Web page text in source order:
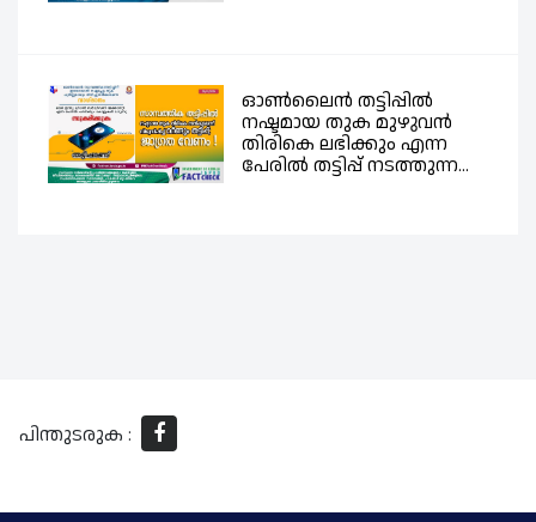
ഓൺലൈൻ തട്ടിപ്പിൽ
നഷ്ടമായ തുക മുഴുവൻ
തിരികെ ലഭിക്കും എന്ന
പേരിൽ തട്ടിപ്പ് നടത്തുന്ന...
പിന്തുടരുക :